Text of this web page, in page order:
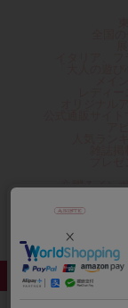
オリジナル
ア
人気ラン
雑誌
プレ
心躍るイン
夢やとき
◆ギフトラッ